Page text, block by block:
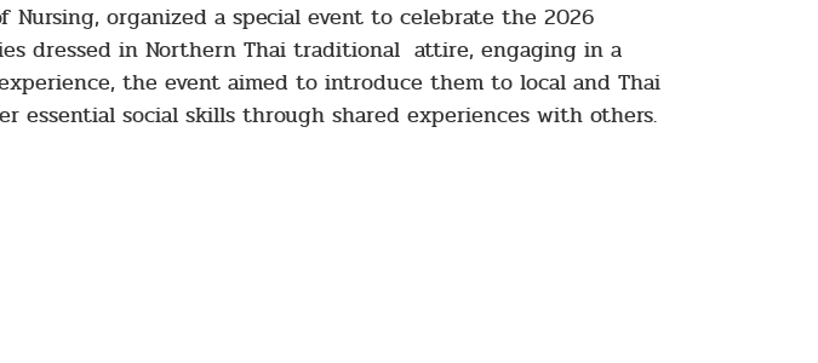
Nursing, organized a special event to celebrate the 2026
dressed in Northern Thai traditional attire, engaging in a
the event aimed to introduce them to local and Thai
social skills through shared experiences with others.